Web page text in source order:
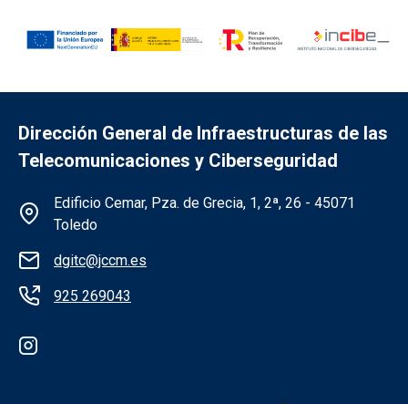
Dirección General de Infraestructuras de las
Telecomunicaciones y Ciberseguridad
Información de la institución
Edificio Cemar, Pza. de Grecia, 1, 2ª, 26 - 45071
Toledo
dgitc@jccm.es
925 269043
Redes sociales institución